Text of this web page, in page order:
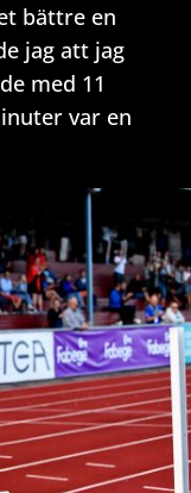
bättre en
jag att jag
med 11
var en